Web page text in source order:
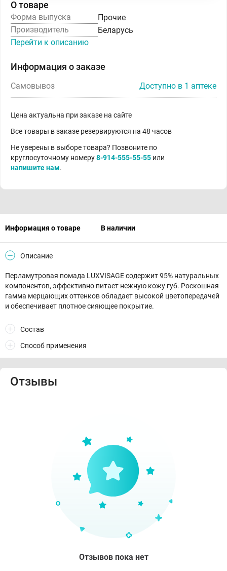
О товаре
Форма выпуска
Прочие
Производитель
Беларусь
Перейти к описанию
Информация о заказе
Самовывоз Доступно в 1 аптеке
Цена актуальна при заказе на сайте
Все товары в заказе резервируются на 48 часов
Не уверены в выборе товара? Позвоните по
круглосуточному номеру8-914-555-55-55 или
напишите нам.
Информация о товаре В наличии
Описание
Перламутровая помада LUXVISAGE содержит 95% натуральных
компонентов, эффективно питает нежную кожу губ. Роскошная
гамма мерцающих оттенков обладает высокой цветопередачей
и обеспечивает плотное сияющее покрытие.
Состав
Способ применения
Отзывы
Отзывов пока нет